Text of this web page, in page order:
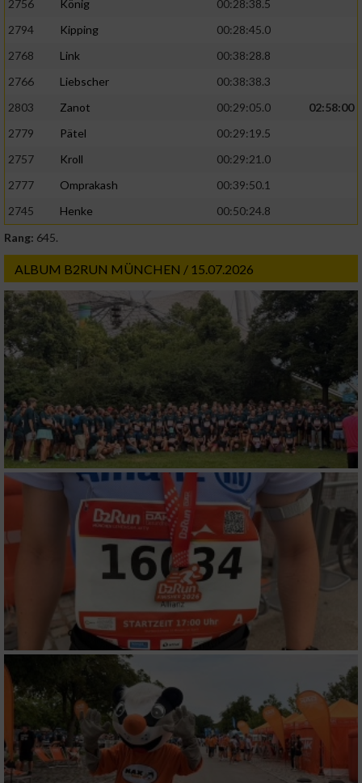
2756 König
00:28:38.5
2794
Kipping
00:28:45.0
2768
Link
00:38:28.8
2766
Liebscher
00:38:38.3
2803
Zanot 00:29:05.0
02:58:00
2779
Pätel
00:29:19.5
2757
Kroll
00:29:21.0
2777
Omprakash
00:39:50.1
2745
Henke
00:50:24.8
Rang: 645.
ALBUM B2RUN MÜNCHEN / 15.07.2026